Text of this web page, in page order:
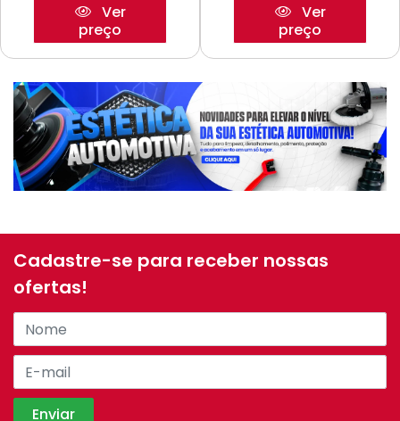
Ver
preço
Ver
preço
Cadastre-se para receber nossas
ofertas!